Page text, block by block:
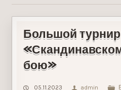
Большой
бою»
05.11.2023 admin